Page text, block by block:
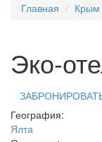
Главная
Крым
Эко-
География:
Ялта